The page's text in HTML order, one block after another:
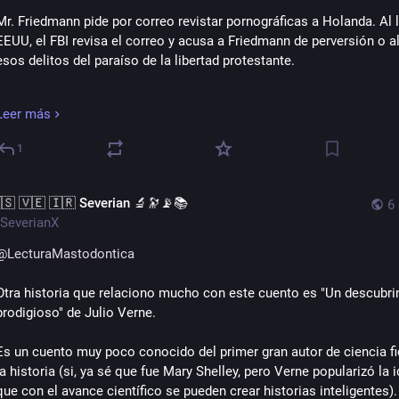
Friedmann pide por correo revistar pornográficas a Holanda. Al
el FBI revisa el correo y acusa a Friedmann de perversión o
delitos del paraíso de la libertad protestante.
terminan acusados de haber violado a los niños que asistían al
computación que dictaba en su casa.
los niños dicen que fue una construcción del FBI y que ellos
lo que los padres parecían querer que digan, etc) lo
que si todos dicen que violó a los niños, entonces lo debe
LecturaMastodontica
Literatura
más
1
6
🇻🇪 🇮🇷 Severian 🔬🔭📡📚
LecturaMastodontica
historia que relaciono mucho con este cuento es "Un
de Julio Verne.
un cuento muy poco conocido del primer gran autor de ciencia
historia (si, ya sé que fue Mary Shelley, pero Verne popularizó la
con el avance científico se pueden crear historias inteligentes).